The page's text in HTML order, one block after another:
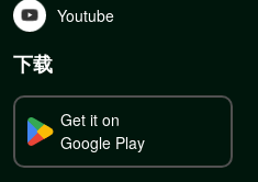
Youtube
下载
Get it on
Google Play